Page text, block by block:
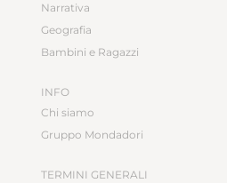
Narrativa
Geografia
Bambini e Ragazzi
INFO
Chi siamo
Gruppo Mondadori
TERMINI GENERALI